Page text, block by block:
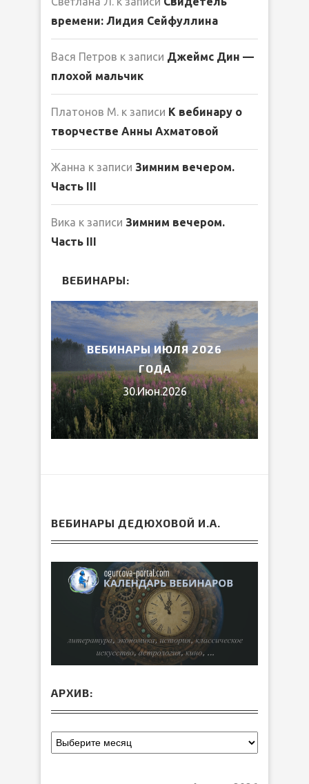
времени: Лидия Сейфуллина
Вася Петров к записи Джеймс Дин —
плохой мальчик
Платонов М. к записи К вебинару о
творчестве Анны Ахматовой
Жанна к записи Зимним вечером.
Часть III
Вика к записи Зимним вечером.
Часть III
ВЕБИНАРЫ:
ВЕБИНАРЫ ИЮЛЯ 2026
ГОДА
30.Июн.2026
ВЕБИНАРЫ ДЕДЮХОВОЙ И.А.
АРХИВ: